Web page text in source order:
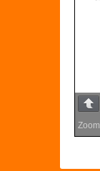
Zoom